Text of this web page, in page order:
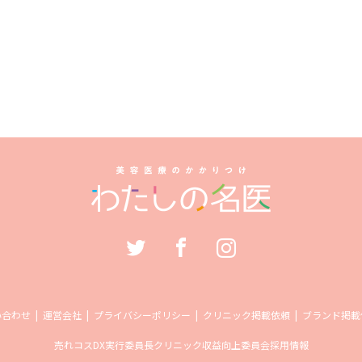
わせ 運営会社 プライバシーポリシー クリニック掲載依頼 ブランド掲
売れコスDX実行委員長クリニック収益向上委員会採用情報